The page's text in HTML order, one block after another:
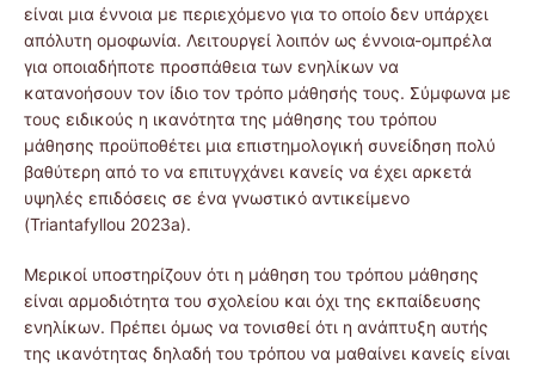
είναι μια έννοια με περιεχόμενο για το οποίο δεν υπάρχει
απόλυτη ομοφωνία. Λειτουργεί λοιπόν ως έννοια-ομπρέλα
για οποιαδήποτε προσπάθεια των ενηλίκων να
κατανοήσουν τον ίδιο τον τρόπο μάθησής τους. Σύμφωνα με
τους ειδικούς η ικανότητα της μάθησης του τρόπου
μάθησης προϋποθέτει μια επιστημολογική συνείδηση πολύ
βαθύτερη από το να επιτυγχάνει κανείς να έχει αρκετά
υψηλές επιδόσεις σε ένα γνωστικό αντικείμενο
(Triantafyllou 2023a).
Μερικοί υποστηρίζουν ότι η μάθηση του τρόπου μάθησης
είναι αρμοδιότητα του σχολείου και όχι της εκπαίδευσης
ενηλίκων. Πρέπει όμως να τονισθεί ότι η ανάπτυξη αυτής
της ικανότητας δηλαδή του τρόπου να μαθαίνει κανείς είναι